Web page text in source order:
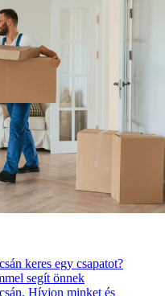
keres egy csapatot?
segít önnek
Hívjon minket és